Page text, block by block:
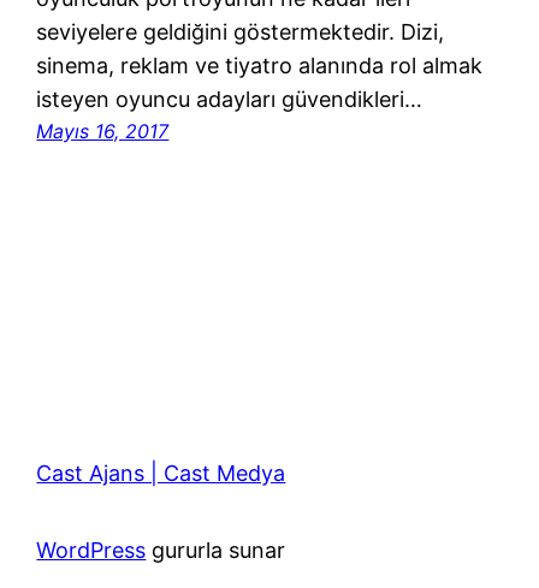
seviyelere geldiğini göstermektedir. Dizi,
sinema, reklam ve tiyatro alanında rol almak
isteyen oyuncu adayları güvendikleri…
Mayıs 16, 2017
Cast Ajans | Cast Medya
WordPress gururla sunar